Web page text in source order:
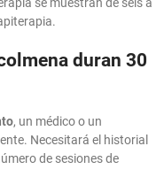
se muestran de seis a
duran 30
, un médico o un
Necesitará el historial
de sesiones de